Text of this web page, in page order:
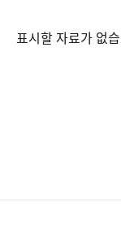
표시할 자료가 없